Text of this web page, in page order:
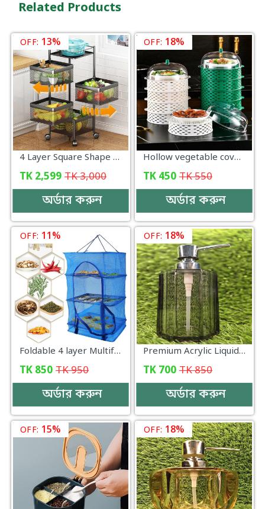
Related Products
OFF: 13%
4 Layer Square Shape Kitchen Rack
TK 2,599 TK3,000
অর্ডার করুন
OFF: 18%
Hollow vegetable cover Dining Table Food Cover kitchen shelf 5 layer food dust cover anti-insect and anti-fly leftovers storage artifact-000068
TK 450 TK550
অর্ডার করুন
OFF: 11%
Foldable 4 layer Multifunctional Food Drying Case-000069
TK 850 TK950
অর্ডার করুন
OFF: 18%
Premium Acrylic Liquid Soap Dispenser (200ml)
TK 700 TK850
অর্ডার করুন
OFF: 15% OFF: 18%